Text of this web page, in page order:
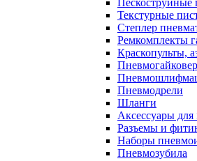
Пескоструйные
Текстурные
Степлер
Ремкомплекты
Краскопульты,
Пневмодрели
Шланги
Аксессуары для
Разъемы и
Наборы
Пневмозубила